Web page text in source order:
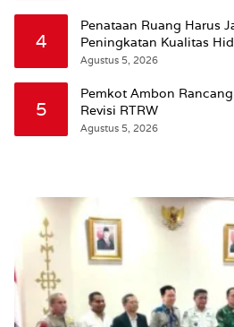
4
Penataan Ruang Harus
Peningkatan Kualitas
Wattimena: Revisi RT-
Agustus 5, 2026
5
Pemkot Ambon
Revisi RTRW
Agustus 5, 2026